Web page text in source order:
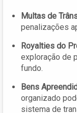
Multas de
penalizações
Royalties do
exploração de
fundo.
Bens
organizado
sistema de